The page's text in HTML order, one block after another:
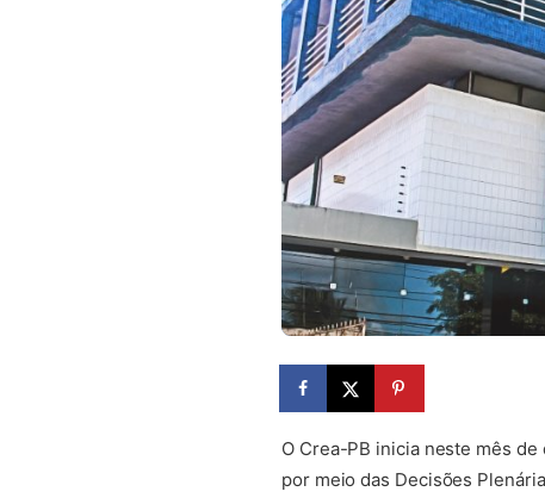
O Crea-PB inicia neste mês
por meio das Decisões